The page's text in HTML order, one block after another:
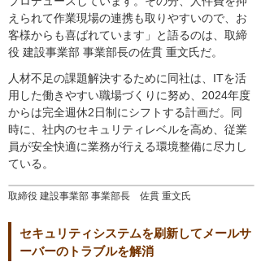
取締役 建設事業部 事業部長 佐貫 重文氏
えられて作業現場の連携も取りやすいので、お
客様からも喜ばれています」と語るのは、取締
役 建設事業部 事業部長の佐貫 重文氏だ。
人材不足の課題解決するために同社は、ITを活
用した働きやすい職場づくりに努め、2024年度
からは完全週休2日制にシフトする計画だ。同
時に、社内のセキュリティレベルを高め、従業
員が安全快適に業務が行える環境整備に尽力し
ている。
セキュリティシステムを刷新してメールサ
ーバーのトラブルを解消